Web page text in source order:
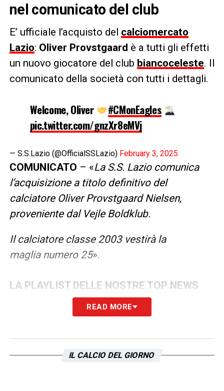
nel comunicato del club
E’ ufficiale l’acquisto del calciomercato
Lazio: Oliver Provstgaard è a tutti gli effetti
un nuovo giocatore del club biancoceleste. Il
comunicato della società con tutti i dettagli.
Welcome, Oliver
#CMonEagles
pic.twitter.com/gnzXr8eMVj
— S.S.Lazio (@OfficialSSLazio) February 3, 2025
COMUNICATO – «La S.S. Lazio comunica
l’acquisizione a titolo definitivo del
calciatore Oliver Provstgaard Nielsen,
proveniente dal Vejle Boldklub.
Il calciatore classe 2003 vestirà la
maglia numero 25».
LA PLAYLIST DELLE NOSTRE TOP NEWS
READ MORE
IL CALCIO DEL GIORNO